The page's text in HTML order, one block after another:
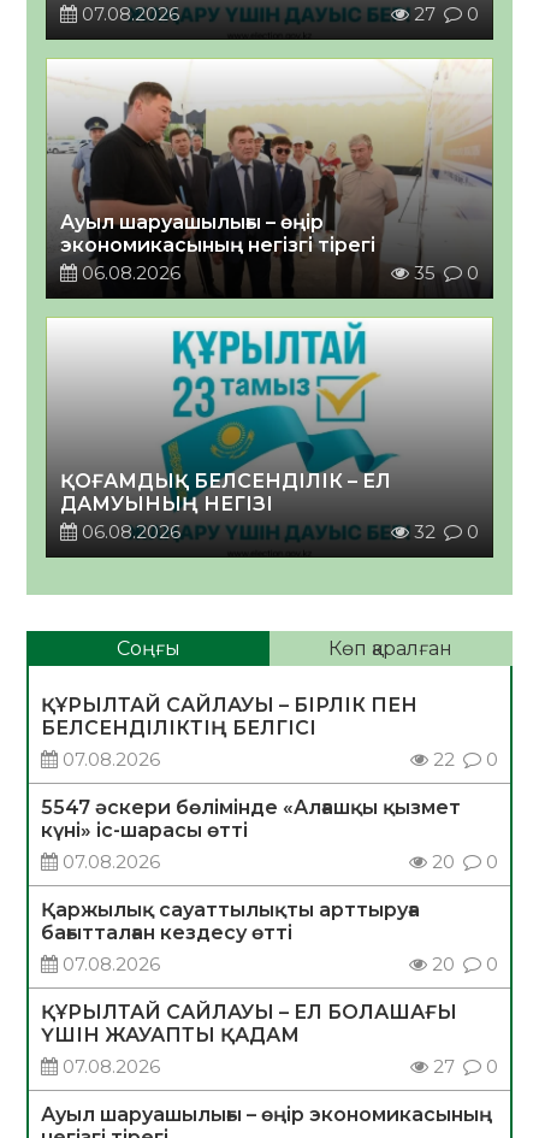
07.08.2026
27 0
Ауыл шаруашылығы – өңір
экономикасының негізгі тірегі
06.08.2026
35 0
ҚОҒАМДЫҚ БЕЛСЕНДІЛІК – ЕЛ
ДАМУЫНЫҢ НЕГІЗІ
06.08.2026
32 0
Соңғы Көп қаралған
ҚҰРЫЛТАЙ САЙЛАУЫ – БІРЛІК ПЕН
БЕЛСЕНДІЛІКТІҢ БЕЛГІСІ
07.08.2026
22 0
5547 әскери бөлімінде «Алғашқы қызмет
күні» іс-шарасы өтті
07.08.2026
20 0
Қаржылық сауаттылықты арттыруға
бағытталған кездесу өтті
07.08.2026
20 0
ҚҰРЫЛТАЙ САЙЛАУЫ – ЕЛ БОЛАШАҒЫ
ҮШІН ЖАУАПТЫ ҚАДАМ
07.08.2026
27 0
Ауыл шаруашылығы – өңір экономикасының